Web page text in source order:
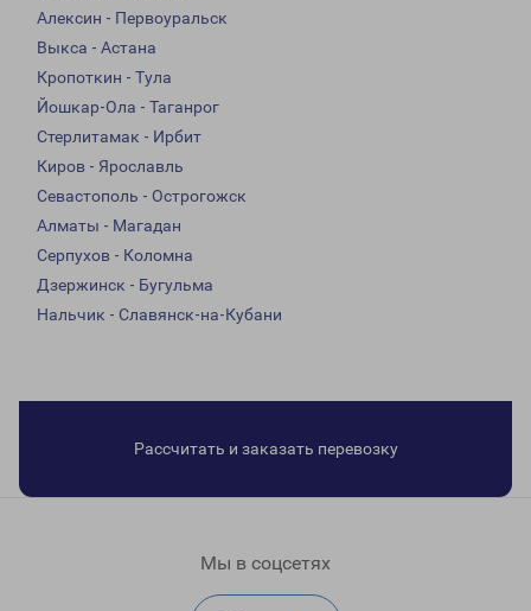
Алексин - Первоуральск
Выкса - Астана
Кропоткин - Тула
Йошкар-Ола - Таганрог
Стерлитамак - Ирбит
Киров - Ярославль
Севастополь - Острогожск
Алматы - Магадан
Серпухов - Коломна
Дзержинск - Бугульма
Нальчик - Славянск-на-Кубани
Рассчитать и заказать перевозку
Мы в соцсетях